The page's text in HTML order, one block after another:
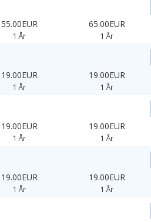
55.00EUR
1 År
65.00EUR
1 År
19.00EUR
1 År
19.00EUR
1 År
19.00EUR
1 År
19.00EUR
1 År
19.00EUR
1 År
19.00EUR
1 År